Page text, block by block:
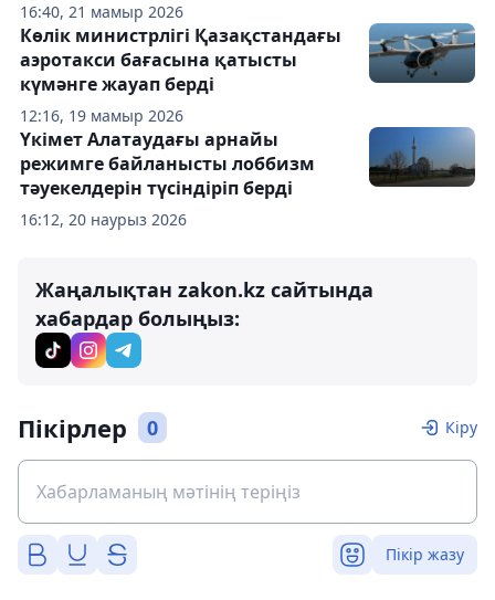
16:40, 21 мамыр 2026
12:16, 19 мамыр 2026
Көлік министрлігі Қазақстандағы
аэротакси бағасына қатысты
күмәнге жауап берді
16:12, 20 наурыз 2026
Үкімет Алатаудағы арнайы
режимге байланысты лоббизм
тәуекелдерін түсіндіріп берді
Жаңалықтан zakon.kz сайтында
хабардар болыңыз:
Пікірлер 0 Кіру
Пікір жазу